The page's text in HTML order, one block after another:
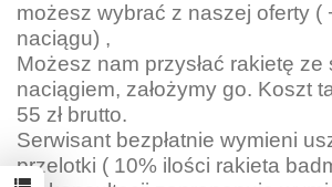
możesz wybrać z naszej oferty (
naciągu) ,
Możesz nam przysłać rakietę ze
naciągiem, założymy go. Koszt
55 zł brutto.
Serwisant bezpłatnie wymieni
przelotki ( 10% ilości rakieta